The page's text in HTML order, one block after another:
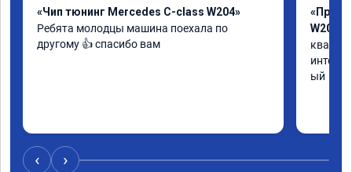
«Чип тюнинг Mercedes C-class W204»
Ребята молодцы машина поехала по
другому 👍 спасибо вам
W205»
ый
‹ ›